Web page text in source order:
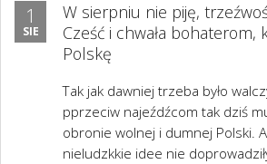
1
SIE
W sierpniu nie piję,
Cześć i chwała bohaterom,
Polskę
Tak jak dawniej trzeba było
pprzeciw najeźdźcom tak dziś
obronie wolnej i dumnej Polski.
nieludzkkie idee nie